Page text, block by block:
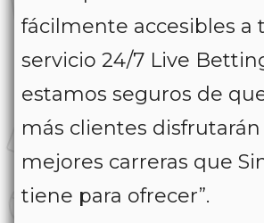
fácilmente accesibles a
servicio 24/7 Live
estamos seguros de
más clientes disfrutarán
mejores carreras que
tiene para ofrecer”.